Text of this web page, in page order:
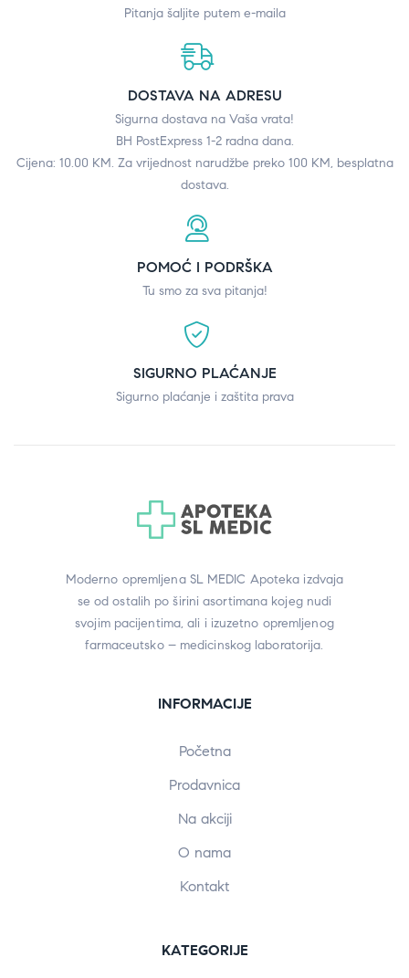
Pitanja šaljite putem e-maila
DOSTAVA NA ADRESU
Sigurna dostava na Vaša vrata!
BH PostExpress 1-2 radna dana.
Cijena: 10.00 KM. Za vrijednost narudžbe preko 100 KM, besplatna
dostava.
POMOĆ I PODRŠKA
Tu smo za sva pitanja!
SIGURNO PLAĆANJE
Sigurno plaćanje i zaštita prava
Moderno opremljena SL MEDIC Apoteka izdvaja
se od ostalih po širini asortimana kojeg nudi
svojim pacijentima, ali i izuzetno opremljenog
farmaceutsko – medicinskog laboratorija.
INFORMACIJE
Početna
Prodavnica
Na akciji
O nama
Kontakt
KATEGORIJE